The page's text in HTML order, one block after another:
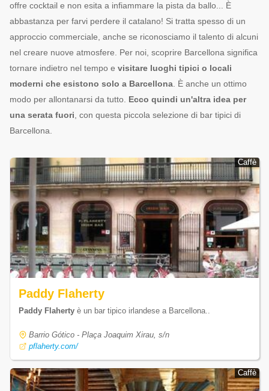
offre cocktail e non esita a infiammare la pista da ballo... È
abbastanza per farvi perdere il catalano! Si tratta spesso di un
approccio commerciale, anche se riconosciamo il talento di alcuni
nel creare nuove atmosfere. Per noi, scoprire Barcellona significa
tornare indietro nel tempo e visitare luoghi tipici o locali
moderni che esistono solo a Barcellona . È anche un ottimo
modo per allontanarsi da tutto. Ecco quindi un'altra idea per
una serata fuori , con questa piccola selezione di bar tipici di
Barcellona.
Caffè
Caffè
Paddy Flaherty
Paddy Flaherty è un bar tipico irlandese a Barcellona..
Barrio Gótico - Plaça Joaquim Xirau, s/n
pflaherty.com/
Caffè
Caffè